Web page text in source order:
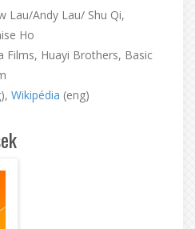
Lau/Andy Lau/ Shu Qi,
Ho
Films, Huayi Brothers, Basic
Wikipédia (eng)